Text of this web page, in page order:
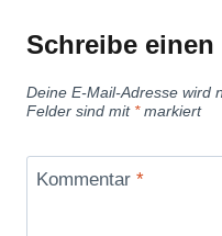
Schreibe
Deine E-Mail-Adresse wird
Felder sind mit *markiert
Kommentar *